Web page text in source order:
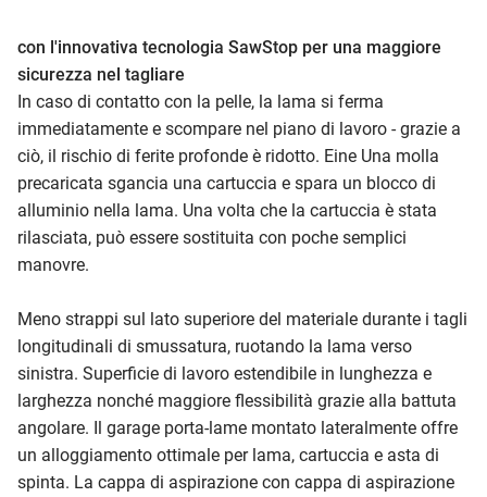
con l'innovativa tecnologia SawStop per una maggiore
sicurezza nel tagliare
In caso di contatto con la pelle, la lama si ferma
immediatamente e scompare nel piano di lavoro - grazie a
ciò, il rischio di ferite profonde è ridotto. Eine Una molla
precaricata sgancia una cartuccia e spara un blocco di
alluminio nella lama. Una volta che la cartuccia è stata
rilasciata, può essere sostituita con poche semplici
manovre.
Meno strappi sul lato superiore del materiale durante i tagli
longitudinali di smussatura, ruotando la lama verso
sinistra. Superficie di lavoro estendibile in lunghezza e
larghezza nonché maggiore flessibilità grazie alla battuta
angolare. Il garage porta-lame montato lateralmente offre
un alloggiamento ottimale per lama, cartuccia e asta di
spinta. La cappa di aspirazione con cappa di aspirazione